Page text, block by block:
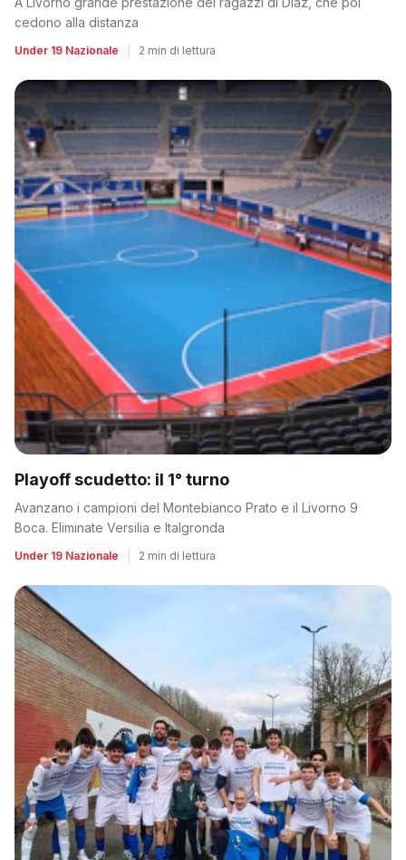
cedono alla distanza
Under 19 Nazionale 2 min di lettura
Playoff scudetto: il 1° turno
Avanzano i campioni del Montebianco Prato e il Livorno 9
Boca. Eliminate Versilia e Italgronda
Under 19 Nazionale 2 min di lettura